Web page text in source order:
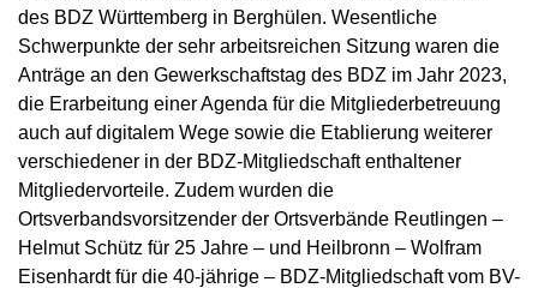
des BDZ Württemberg in Berghülen. Wesentliche
Schwerpunkte der sehr arbeitsreichen Sitzung waren die
Anträge an den Gewerkschaftstag des BDZ im Jahr 2023,
die Erarbeitung einer Agenda für die Mitgliederbetreuung
auch auf digitalem Wege sowie die Etablierung weiterer
verschiedener in der BDZ-Mitgliedschaft enthaltener
Mitgliedervorteile. Zudem wurden die
Ortsverbandsvorsitzender der Ortsverbände Reutlingen –
Helmut Schütz für 25 Jahre – und Heilbronn – Wolfram
Eisenhardt für die 40-jährige – BDZ-Mitgliedschaft vom BV-